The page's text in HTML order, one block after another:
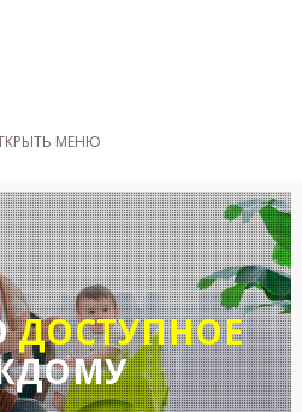
КАТАЛОГ
ПОКУПАТЕЛЯМ
КОНТАКТЫ
МЕНЮ
ДОСТУПНОЕ